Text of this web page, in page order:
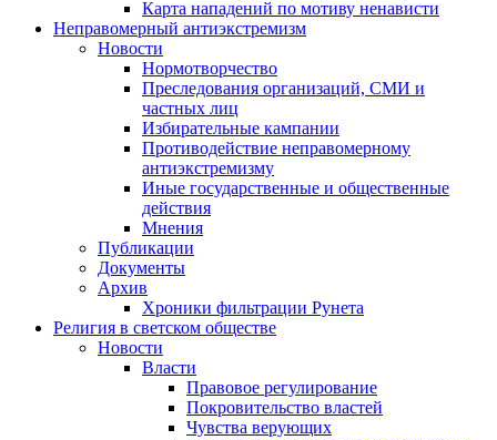
Карта нападений по мотиву ненависти
Неправомерный антиэкстремизм
Новости
Нормотворчество
Преследования организаций, СМИ и
частных лиц
Избирательные кампании
Противодействие неправомерному
антиэкстремизму
Иные государственные и общественные
действия
Мнения
Публикации
Документы
Архив
Хроники фильтрации Рунета
Религия в светском обществе
Новости
Власти
Правовое регулирование
Покровительство властей
Чувства верующих